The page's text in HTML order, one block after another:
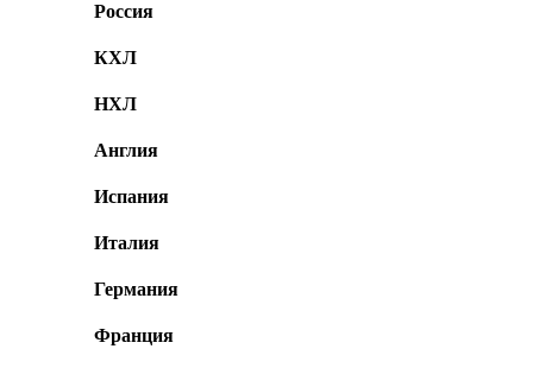
Россия
КХЛ
НХЛ
Англия
Испания
Италия
Германия
Франция